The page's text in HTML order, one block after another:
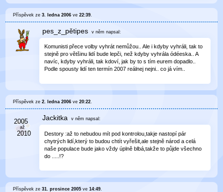
Příspěvek ze3. ledna 2006 ve22:39
pes_z_pětipes v něm napsal:
Komunisti přece volby vyhrát nemůžou.. Ale i kdyby vyhráli, tak to
stejně pro většinu lidí bude lepči, než kdyby vyhrála ódéeska.. A
navíc, kdyby vyhráli, tak kdoví, jak by to s tím eurem dopadlo..
Podle spousty lidí ten termín 2007 reálnej nejni.. co já vím..
Příspěvek ze2. ledna 2006 ve20:22.
Jackitka v něm napsal:
Destory :až to nebudou mít pod kontrolou,takje nastopí pár
chytrých lidí,který to budou chtít vyřešit,ale stejně národ a celá
naše populace bude jako vždy úplně blbá,takže to půjde všechno
do .....!?
Příspěvek ze31. prosince 2005 ve14:49